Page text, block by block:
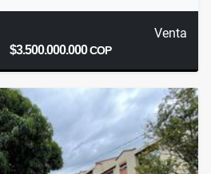
Venta
$3.500.000.000COP